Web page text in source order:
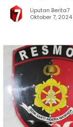
Liputan Berita7
Oktober 7, 2024